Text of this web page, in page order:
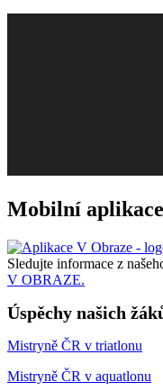
Mobilní aplikace
Sledujte informace z
V OBRAZE.
Úspěchy našich
Mistryně ČR v triatlonu
Mistryně ČR v aquatlonu